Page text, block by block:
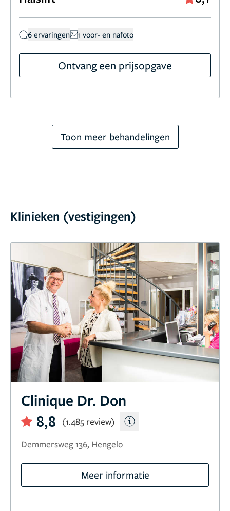
6 ervaringen 1 voor- en nafoto
Ontvang een prijsopgave
Toon meer behandelingen
Klinieken (vestigingen)
Clinique Dr. Don
8,8
(1.485 review)
Demmersweg 136, Hengelo
Meer informatie